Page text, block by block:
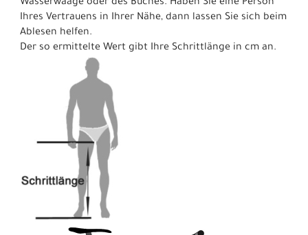
Wasserwaage oder des Buches. Haben Sie eine Person
Ihres Vertrauens in Ihrer Nähe, dann lassen Sie sich beim
Ablesen helfen.
Der so ermittelte Wert gibt Ihre Schrittlänge in cm an.